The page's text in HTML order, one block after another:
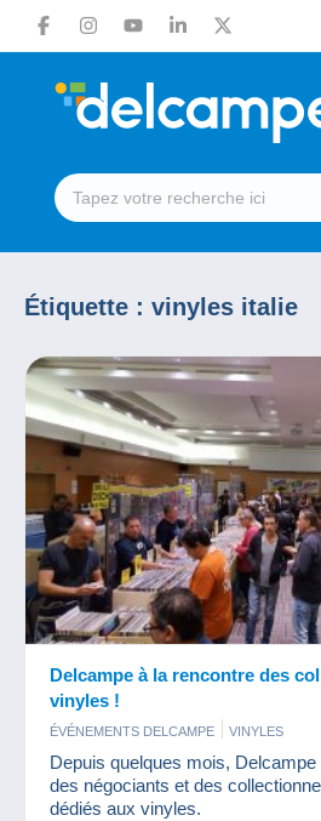
Étiquette : vinyles italie
Delcampe à la rencontre des
vinyles !
ÉVÉNEMENTS DELCAMPE VINYLES
Depuis quelques mois,
des négociants et des
dédiés aux vinyles.